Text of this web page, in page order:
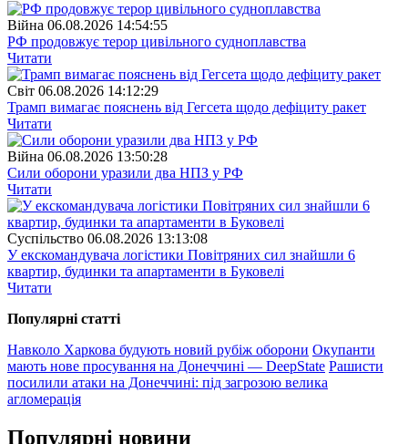
Війна 06.08.2026 14:54:55
РФ продовжує терор цивільного судноплавства
Читати
Свiт 06.08.2026 14:12:29
Трамп вимагає пояснень від Гегсета щодо дефіциту ракет
Читати
Війна 06.08.2026 13:50:28
Сили оборони уразили два НПЗ у РФ
Читати
Суспiльство 06.08.2026 13:13:08
У екскомандувача логістики Повітряних сил знайшли 6
квартир, будинки та апартаменти в Буковелі
Читати
Популярнi статтi
Навколо Харкова будують новий рубіж оборони Окупанти
мають нове просування на Донеччині — DeepState Рашисти
посилили атаки на Донеччині: під загрозою велика
агломерація
Популярнi новини